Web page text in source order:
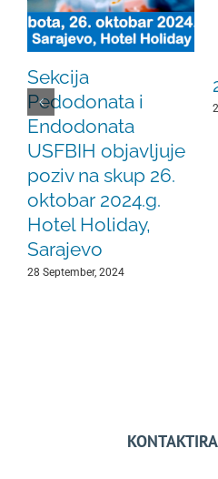
Sekcija
Pedodonata i
Endodonata
USFBIH objavljuje
poziv na skup 26.
oktobar 2024.g.
Hotel Holiday,
Sarajevo
28 September, 2024